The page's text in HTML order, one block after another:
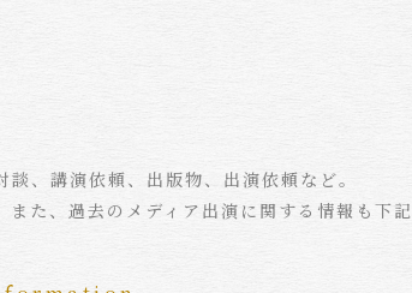
、講演依頼、出版物、出演依頼など。
た、過去のメディア出演に関する情報も下記